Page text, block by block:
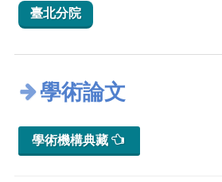
臺北分院
學術論文
學術機構典藏